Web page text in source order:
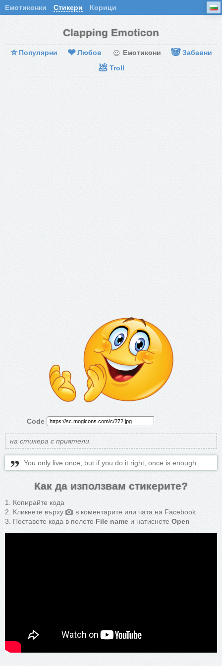
Емотиконки Стикери Корици
Clapping Emoticon
⭐ Популярни ❤ Любов ☺ Емотикони 🐼 Забавни
💩 Troll
Code
на стикера с приятели.
You only live once, but if you do it right, once is enough.
Как да използвам стикерите?
Копирайте кода
Кликнете върху
в коментарите или чата на Facebook
Поставете кода в полето File name и натиснете Open